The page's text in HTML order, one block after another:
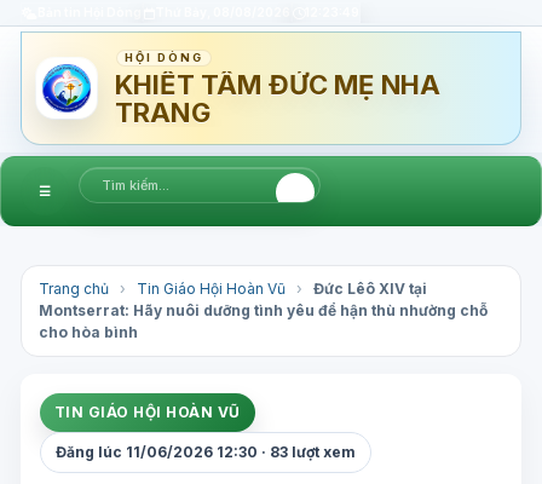
HỘI DÒNG
KHIẾT TÂM ĐỨC MẸ NHA
TRANG
☰
Trang chủ › Tin Giáo Hội Hoàn Vũ ›
Đức Lêô XIV tại
Montserrat: Hãy nuôi dưỡng tình yêu để hận thù nhường chỗ
cho hòa bình
TIN GIÁO HỘI HOÀN VŨ
Đăng lúc 11/06/2026 12:30 · 83 lượt xem